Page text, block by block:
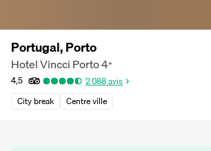
Portugal, Porto
Hotel Vincci Porto4*
4,5 2 088avis
City break
Centre ville